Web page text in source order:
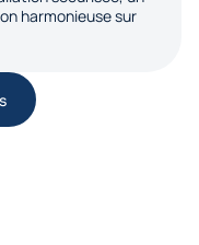
harmonieuse sur